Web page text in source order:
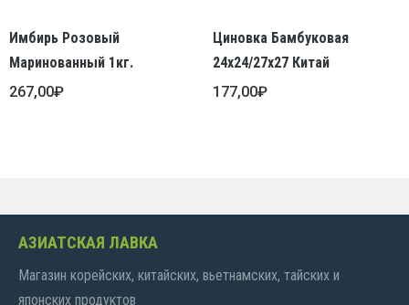
Имбирь Розовый
Маринованный 1кг.
267,00₽
Циновка Бамбуковая
24х24/27х27 Китай
177,00₽
АЗИАТСКАЯ ЛАВКА
Магазин корейских, китайских, вьетнамских, тайских и
японских продуктов